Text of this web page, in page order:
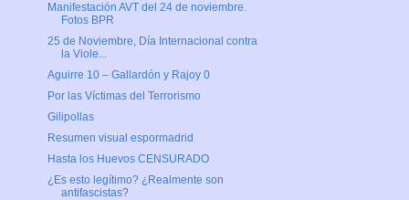
Manifestación AVT del 24 de noviembre.
Fotos BPR
25 de Noviembre, Día Internacional contra
la Viole...
Aguirre 10 – Gallardón y Rajoy 0
Por las Víctimas del Terrorismo
Gilipollas
Resumen visual espormadrid
Hasta los Huevos CENSURADO
¿Es esto legítimo? ¿Realmente son
antifascistas?